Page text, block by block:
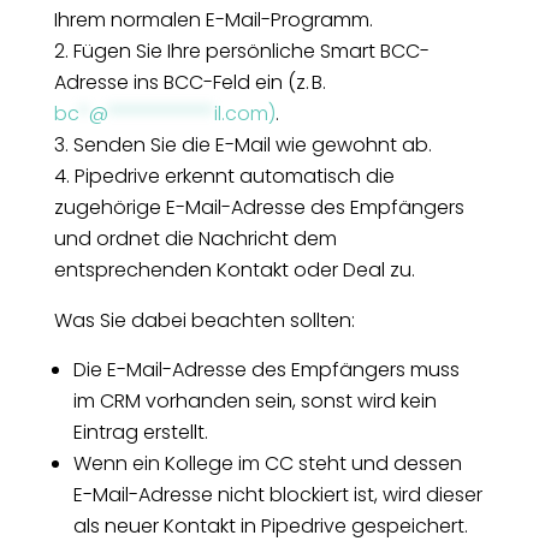
Ihrem normalen E-Mail-Programm.
Fügen Sie Ihre persönliche Smart BCC-
Adresse ins BCC-Feld ein (z. B.
bc *@ ***********il.com).
Senden Sie die E-Mail wie gewohnt ab.
Pipedrive erkennt automatisch die
zugehörige E-Mail-Adresse des Empfängers
und ordnet die Nachricht dem
entsprechenden Kontakt oder Deal zu.
Was Sie dabei beachten sollten:
Die E-Mail-Adresse des Empfängers muss
im CRM vorhanden sein, sonst wird kein
Eintrag erstellt.
Wenn ein Kollege im CC steht und dessen
E-Mail-Adresse nicht blockiert ist, wird dieser
als neuer Kontakt in Pipedrive gespeichert.